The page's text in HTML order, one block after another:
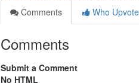
Comments
Who
Comments
Submit a Comment
No HTML